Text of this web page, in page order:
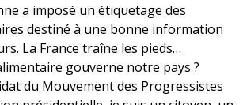
a imposé un étiquetage des
destiné à une bonne information
La France traîne les pieds…
gouverne notre pays ?
du Mouvement des Progressistes